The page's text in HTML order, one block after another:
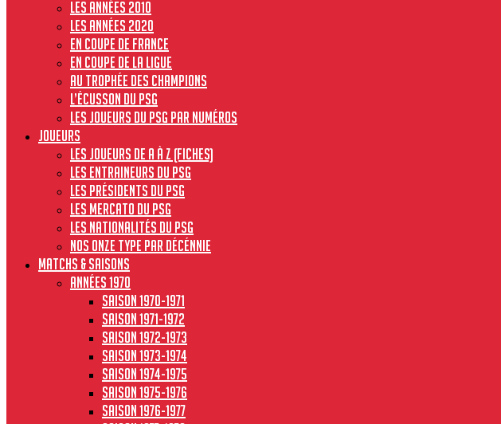
Les années 2010
Les années 2020
En Coupe de France
En Coupe de la Ligue
Au Trophée des Champions
L’écusson du PSG
Les joueurs du PSG par numéros
JOUEURS
Les joueurs de A à Z (fiches)
Les entraineurs du PSG
Les présidents du PSG
Les Mercato du PSG
Les nationalités du PSG
Nos onze type par décénnie
MATCHS & SAISONS
Années 1970
Saison 1970-1971
Saison 1971-1972
Saison 1972-1973
Saison 1973-1974
Saison 1974-1975
Saison 1975-1976
Saison 1976-1977